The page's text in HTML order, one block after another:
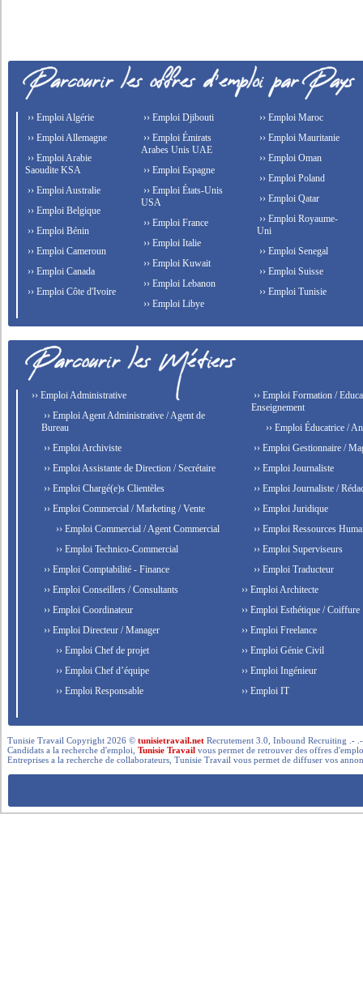
›› Emploi Algérie
›› Emploi Allemagne
›› Emploi Arabie
Saoudite KSA
›› Emploi Australie
›› Emploi Belgique
›› Emploi Bénin
›› Emploi Cameroun
›› Emploi Canada
›› Emploi Côte d'Ivoire
›› Emploi Djibouti
›› Emploi Émirats
Arabes Unis UAE
›› Emploi Espagne
›› Emploi États-Unis
USA
›› Emploi France
›› Emploi Italie
›› Emploi Kuwait
›› Emploi Lebanon
›› Emploi Libye
›› Emploi Maroc
›› Emploi Mauritanie
›› Emploi Oman
›› Emploi Poland
›› Emploi Qatar
›› Emploi Royaume-
Uni
›› Emploi Senegal
›› Emploi Suisse
›› Emploi Tunisie
›› Emploi Administrative
›› Emploi Agent Administrative / Agent de
Bureau
›› Emploi Archiviste
›› Emploi Assistante de Direction / Secrétaire
›› Emploi Chargé(e)s Clientèles
›› Emploi Commercial / Marketing / Vente
›› Emploi Commercial / Agent Commercial
›› Emploi Technico-Commercial
›› Emploi Comptabilité - Finance
›› Emploi Conseillers / Consultants
›› Emploi Coordinateur
›› Emploi Directeur / Manager
›› Emploi Chef de projet
›› Emploi Chef d’équipe
›› Emploi Responsable
›› Emploi Formation /
Enseignement
›› Emploi Éducatrice /
›› Emploi Gestionnaire /
›› Emploi Journaliste
›› Emploi Journaliste /
›› Emploi Juridique
›› Emploi Ressources
›› Emploi Superviseurs
›› Emploi Traducteur
›› Emploi Architecte
›› Emploi Esthétique / Coiffure
›› Emploi Freelance
›› Emploi Génie Civil
›› Emploi Ingénieur
›› Emploi IT
Tunisie Travail Copyright 2026 ©tunisietravail.net Recrutement 3.0, Inbound Recruiting .-
Candidats a la recherche d'emploi,Tunisie Travail vous permet de retrouver des offres
Entreprises a la recherche de collaborateurs, Tunisie Travail vous permet de diffuser vos